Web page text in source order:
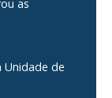
as
Unidade de